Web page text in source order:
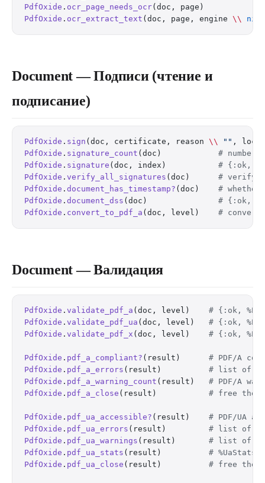
PdfOxide . ocr_page_needs_ocr(doc, page)
PdfOxide . ocr_extract_text (doc, page, engine \\ nil
Document — Подписи (чтение и
подписание)
PdfOxide . sign (doc, certificate, reason \\ "" ,
PdfOxide . signature_count (doc) # number
PdfOxide . signature (doc, index) # {:ok,
PdfOxide . verify_all_signatures (doc) # verify
PdfOxide . document_has_timestamp? (doc) # whether
PdfOxide . document_dss (doc) # {:ok,
PdfOxide . convert_to_pdf_a (doc, level) # convert
Document — Валидация
PdfOxide . validate_pdf_a (doc, level) # {:ok,
PdfOxide . validate_pdf_ua (doc, level) # {:ok,
PdfOxide . validate_pdf_x (doc, level) # {:ok,
PdfOxide . pdf_a_compliant? (result) # PDF/A
PdfOxide . pdf_a_errors (result) # list of
PdfOxide . pdf_a_warning_count (result) # PDF/A
PdfOxide . pdf_a_close (result) # free the
PdfOxide . pdf_ua_accessible? (result) # PDF/UA
PdfOxide . pdf_ua_errors (result) # list of
PdfOxide . pdf_ua_warnings (result) # list of
PdfOxide . pdf_ua_stats (result) #
PdfOxide . pdf_ua_close (result) # free the